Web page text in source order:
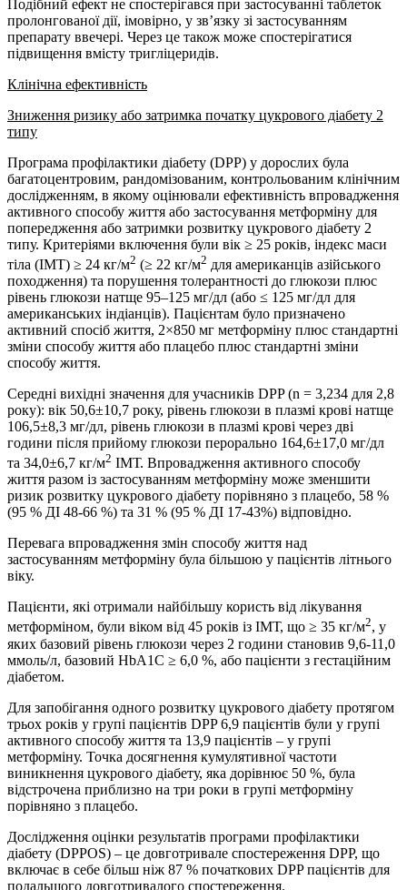
Подібний ефект не спостерігався при застосуванні таблеток
пролонгованої дії, імовірно, у зв’язку зі застосуванням
препарату ввечері. Через це також може спостерігатися
підвищення вмісту тригліцеридів.
Клінічна ефективність
Зниження ризику або затримка початку цукрового діабету 2
типу
Програма профілактики діабету (DPP) у дорослих була
багатоцентровим, рандомізованим, контрольованим клінічним
дослідженням, в якому оцінювали ефективність впровадження
активного способу життя або застосування метформіну для
попередження або затримки розвитку цукрового діабету 2
типу. Критеріями включення були вік ≥ 25 років, індекс маси
тіла (ІМТ) ≥ 24 кг/м2 (≥ 22 кг/м2 для американців азійського
походження) та порушення толерантності до глюкози плюс
рівень глюкози натще 95–125 мг/дл (або ≤ 125 мг/дл для
американських індіанців). Пацієнтам було призначено
активний спосіб життя, 2×850 мг метформіну плюс стандартні
зміни способу життя або плацебо плюс стандартні зміни
способу життя.
Середні вихідні значення для учасників DPP (n = 3,234 для 2,8
року): вік 50,6±10,7 року, рівень глюкози в плазмі крові натще
106,5±8,3 мг/дл, рівень глюкози в плазмі крові через дві
години після прийому глюкози перорально 164,6±17,0 мг/дл
та 34,0±6,7 кг/м2 ІМТ. Впровадження активного способу
життя разом із застосуванням метформіну може зменшити
ризик розвитку цукрового діабету порівняно з плацебо, 58 %
(95 % ДІ 48-66 %) та 31 % (95 % ДІ 17-43%) відповідно.
Перевага впровадження змін способу життя над
застосуванням метформіну була більшою у пацієнтів літнього
віку.
Пацієнти, які отримали найбільшу користь від лікування
метформіном, були віком від 45 років із ІМТ, що ≥ 35 кг/м2, у
яких базовий рівень глюкози через 2 години становив 9,6-11,0
ммоль/л, базовий HbA1C ≥ 6,0 %, або пацієнти з гестаційним
діабетом.
Для запобігання одного розвитку цукрового діабету протягом
трьох років у групі пацієнтів DPP 6,9 пацієнтів були у групі
активного способу життя та 13,9 пацієнтів – у групі
метформіну. Точка досягнення кумулятивної частоти
виникнення цукрового діабету, яка дорівнює 50 %, була
відстрочена приблизно на три роки в групі метформіну
порівняно з плацебо.
Дослідження оцінки результатів програми профілактики
діабету (DPPOS) – це довготривале спостереження DPP, що
включає в себе більш ніж 87 % початкових DPP пацієнтів для
подальшого довготривалого спостереження.